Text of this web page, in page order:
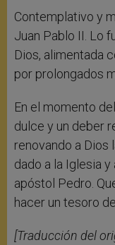
Contemplativo y
Juan Pablo II. Lo
Dios, alimentada
por prolongados
En el momento
dulce y un deber
renovando a Dios
dado a la Iglesia
apóstol Pedro.
hacer un tesoro
[Traducción del